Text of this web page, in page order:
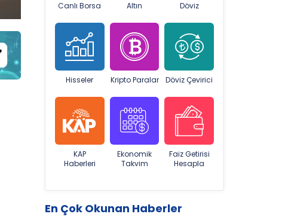
Canlı Borsa Altın Döviz
Hisseler Kripto Paralar Döviz Çevirici
KAP
Haberleri
Ekonomik
Takvim
Faiz Getirisi
Hesapla
En Çok Okunan Haberler